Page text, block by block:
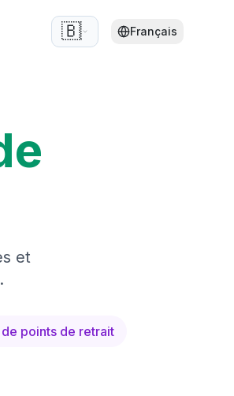
🇧🇪 Français
et
points de retrait